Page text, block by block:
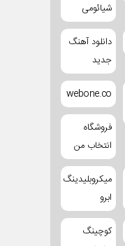
شیائومی
دانلود آهنگ
جدید
webone.co
فروشگاه
انتخاب من
میکروبلیدینگ
ابرو
کوچینگ